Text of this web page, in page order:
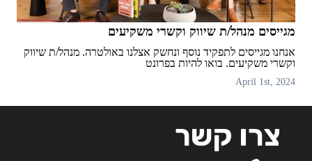
מגייסים מנהל/ת שיווק וקשרי משקיעים
אנחנו מגייסים לתפקיד נוסף ונחשק אצלנו באולטרה. מנהל/ת שיווק
וקשרי משקיעים. בואו להיות בפרונט
April 1st, 2024
צרו קשר